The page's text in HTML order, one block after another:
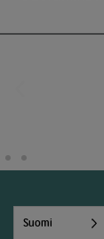
Suomi